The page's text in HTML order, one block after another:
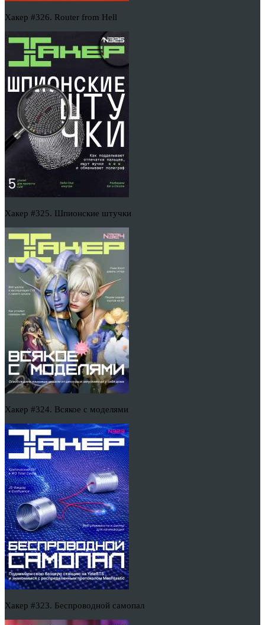
Хакер #326. Router from Hell
Хакер #325. Шпионские штучки
Хакер #324. Всякое с моделями
Хакер #323. Беспроводной самопал